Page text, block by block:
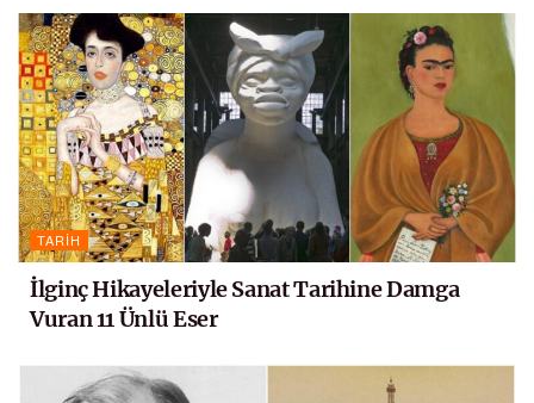
TARIH
İlginç Hikayeleriyle Sanat Tarihine Damga
Vuran 11 Ünlü Eser